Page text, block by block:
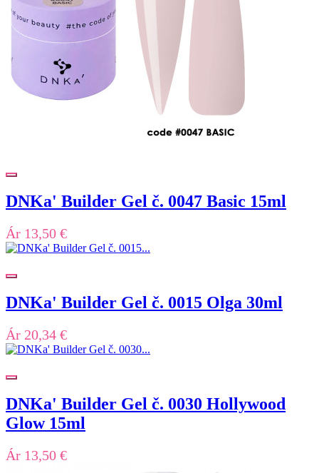
DNKa' Builder Gel č. 0047 Basic 15ml
Ár 13,50 €
DNKa' Builder Gel č. 0015 Olga 30ml
Ár 20,34 €
DNKa' Builder Gel č. 0030 Hollywood
Glow 15ml
Ár 13,50 €